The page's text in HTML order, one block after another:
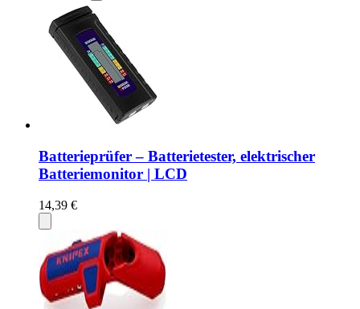
Batterieprüfer – Batterietester, elektrischer
Batteriemonitor | LCD
14,39 €